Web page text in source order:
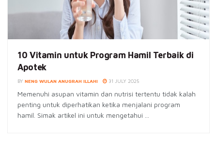
10 Vitamin untuk Program Hamil Terbaik di
Apotek
BY NENG WULAN ANUGRAH ILLAHI 31 JULY 2025
Memenuhi asupan vitamin dan nutrisi tertentu tidak kalah
penting untuk diperhatikan ketika menjalani program
hamil. Simak artikel ini untuk mengetahui ...